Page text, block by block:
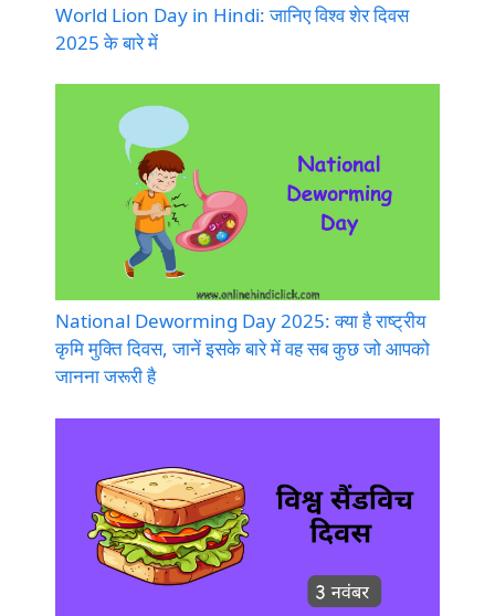
World Lion Day in Hindi: जानिए विश्व शेर दिवस
2025 के बारे में
National Deworming Day 2025: क्या है राष्ट्रीय
कृमि मुक्ति दिवस, जानें इसके बारे में वह सब कुछ जो आपको
जानना जरूरी है